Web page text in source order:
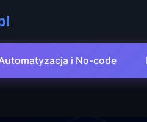
i No-code